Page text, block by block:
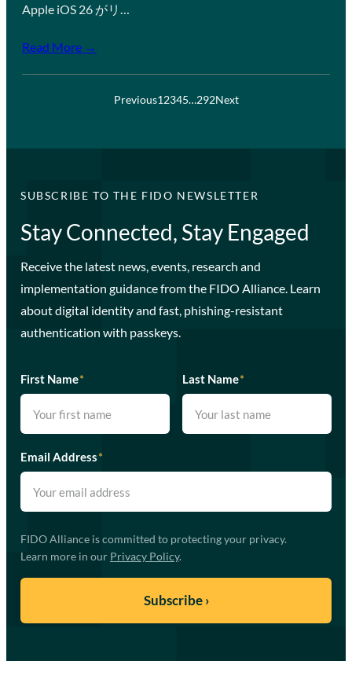
Apple iOS 26 がリ…
Read More →
Previous12345…292Next
SUBSCRIBE TO THE FIDO NEWSLETTER
Stay Connected, Stay Engaged
Receive the latest news, events, research and
implementation guidance from the FIDO Alliance. Learn
about digital identity and fast, phishing-resistant
authentication with passkeys.
First Name* Last Name*
Email Address*
FIDO Alliance is committed to protecting your privacy.
Learn more in our Privacy Policy.